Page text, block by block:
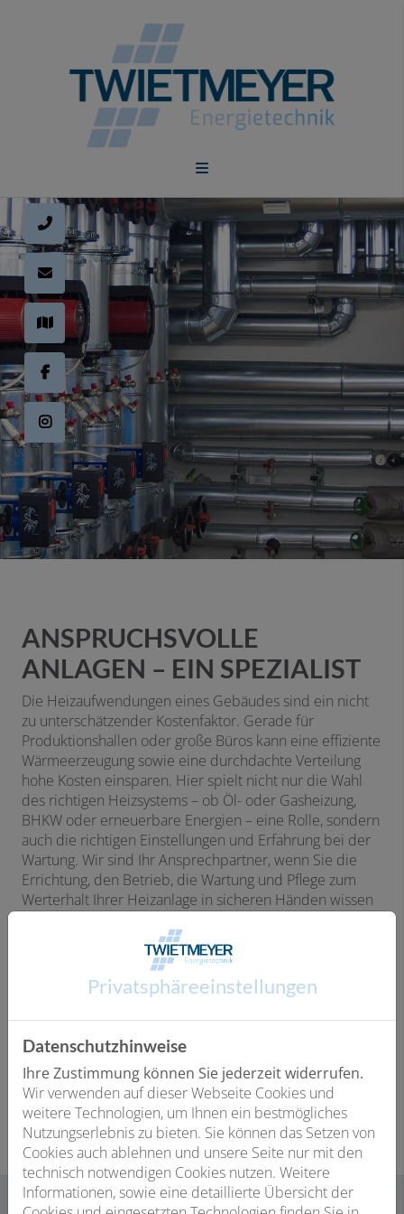
ANSPRUCHSVOLLE
ANLAGEN – EIN SPEZIALIST
Die Heizaufwendungen eines Gebäudes sind ein nicht
zu unterschätzender Kostenfaktor. Gerade für
Produktionshallen oder große Büros kann eine effiziente
Wärmeerzeugung sowie eine durchdachte Verteilung
hohe Kosten einsparen. Hier spielt nicht nur die Wahl
des richtigen Heizsystems – ob Öl- oder Gasheizung,
BHKW oder erneuerbare Energien – eine Rolle, sondern
auch die richtigen Einstellungen und Erfahrung bei der
Wartung. Wir sind Ihr Ansprechpartner, wenn Sie die
Errichtung, den Betrieb, die Wartung und Pflege zum
Werterhalt Ihrer Heizanlage in sicheren Händen wissen
Sparsamer Verbrauch senkt die Ausgaben und
schont Ressourcen.
Möglichkeiten, ökonomisch und umweltbewusst zu
heizen. Unser Team blickt auf eine Vielzahl von
Projekten zurück, die mit erneuerbaren Energieträgern
betrieben werden.
Privatsphäre­einstellungen
Datenschutzhinweise
Ihre Zustimmung können Sie jederzeit widerrufen.
Wir verwenden auf dieser Webseite Cookies und
weitere Technologien, um Ihnen ein bestmögliches
Nutzungserlebnis zu bieten. Sie können das Setzen von
Cookies auch ablehnen und unsere Seite nur mit den
technisch notwendigen Cookies nutzen. Weitere
Informationen, sowie eine detaillierte Übersicht der